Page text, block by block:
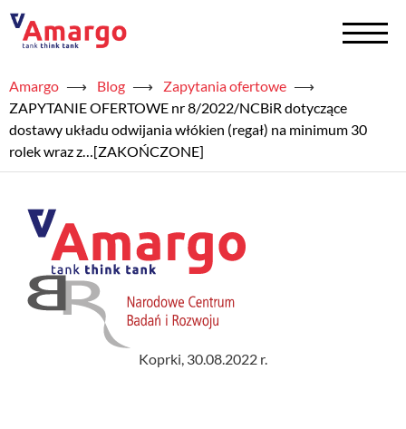
Zbiorniki na chemię
Zbiorniki na wodę
Usługi
Półprodukty
Akademia TAED
Amargo ⟶ Blog ⟶ Zapytania ofertowe ⟶
ZAPYTANIE OFERTOWE nr 8/2022/NCBiR dotyczące
dostawy układu odwijania włókien (regał) na minimum 30
rolek wraz z…[ZAKOŃCZONE]
Koprki, 30.08.2022 r.